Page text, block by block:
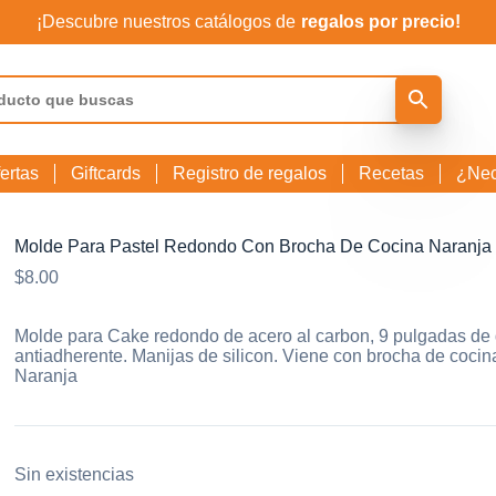
¡Descubre nuestros catálogos de regalos por precio!
Giftcards Registro de regalos Recetas
Molde Para Pastel Redondo Con Brocha De Cocina Naranja
$8.00
Molde para Cake redondo de acero al carbon, 9 pulgadas
antiadherente. Manijas de silicon. Viene con brocha de
Naranja
Sin existencias